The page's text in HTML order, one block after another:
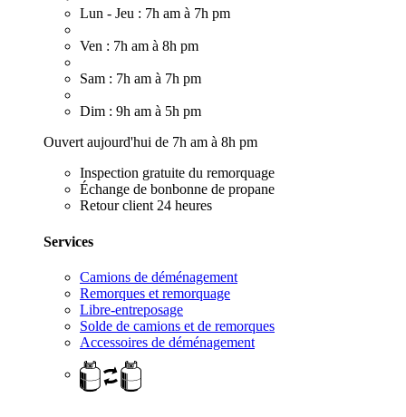
Lun - Jeu : 7h am à 7h pm
Ven : 7h am à 8h pm
Sam : 7h am à 7h pm
Dim : 9h am à 5h pm
Ouvert aujourd'hui de 7h am à 8h pm
Inspection gratuite du remorquage
Échange de bonbonne de propane
Retour client 24 heures
Services
Camions de déménagement
Remorques et remorquage
Libre-entreposage
Solde de camions et de remorques
Accessoires de déménagement